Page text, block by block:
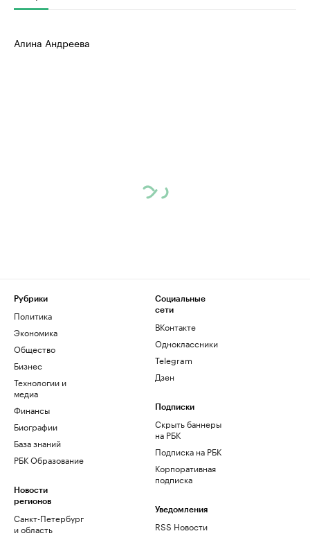
Алина Андреева
Рубрики
Политика
Экономика
Общество
Бизнес
Технологии и
медиа
Финансы
Биографии
База знаний
РБК Образование
Новости
регионов
Санкт-Петербург
и область
Социальные
сети
ВКонтакте
Одноклассники
Telegram
Дзен
Подписки
Скрыть баннеры
на РБК
Подписка на РБК
Корпоративная
подписка
Уведомления
RSS Новости